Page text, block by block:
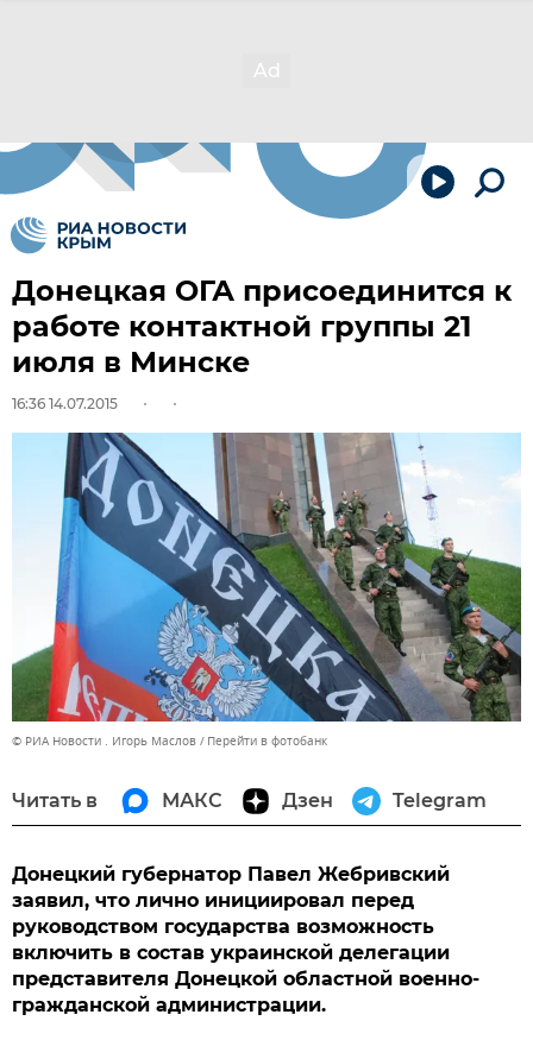
Донецкая ОГА присоединится к
работе контактной группы 21
июля в Минске
16:36 14.07.2015
© РИА Новости . Игорь Маслов Перейти в фотобанк
Читать в МАКС Дзен Telegram
Донецкий губернатор Павел Жебривский
заявил, что лично инициировал перед
руководством государства возможность
включить в состав украинской делегации
представителя Донецкой областной военно-
гражданской администрации.